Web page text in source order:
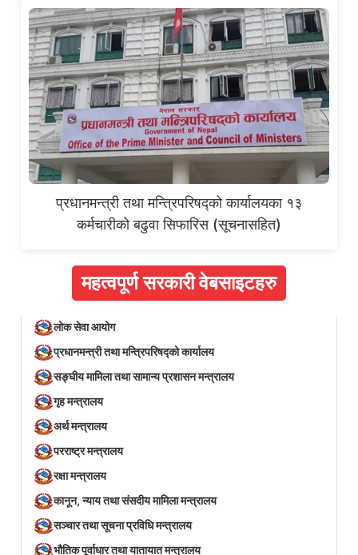
प्रधानमन्त्री तथा मन्त्रिपरिषद्को कार्यालयका १३
कर्मचारीको बढुवा सिफारिस (सूचनासहित)
महत्वपूर्ण सरकारी वेबसाइटहरु
लोक सेवा आयोग
प्रधानमन्त्री तथा मन्त्रिपरिषद्को कार्यालय
सङ्घीय मामिला तथा सामान्य प्रशासन मन्त्रालय
गृह मन्त्रालय
अर्थ मन्त्रालय
परराष्ट्र मन्त्रालय
रक्षा मन्त्रालय
कानून, न्याय तथा संसदीय मामिला मन्त्रालय
सञ्‍चार तथा सूचना प्रविधि मन्त्रालय
भौतिक पूर्वाधार तथा यातायात मन्त्रालय